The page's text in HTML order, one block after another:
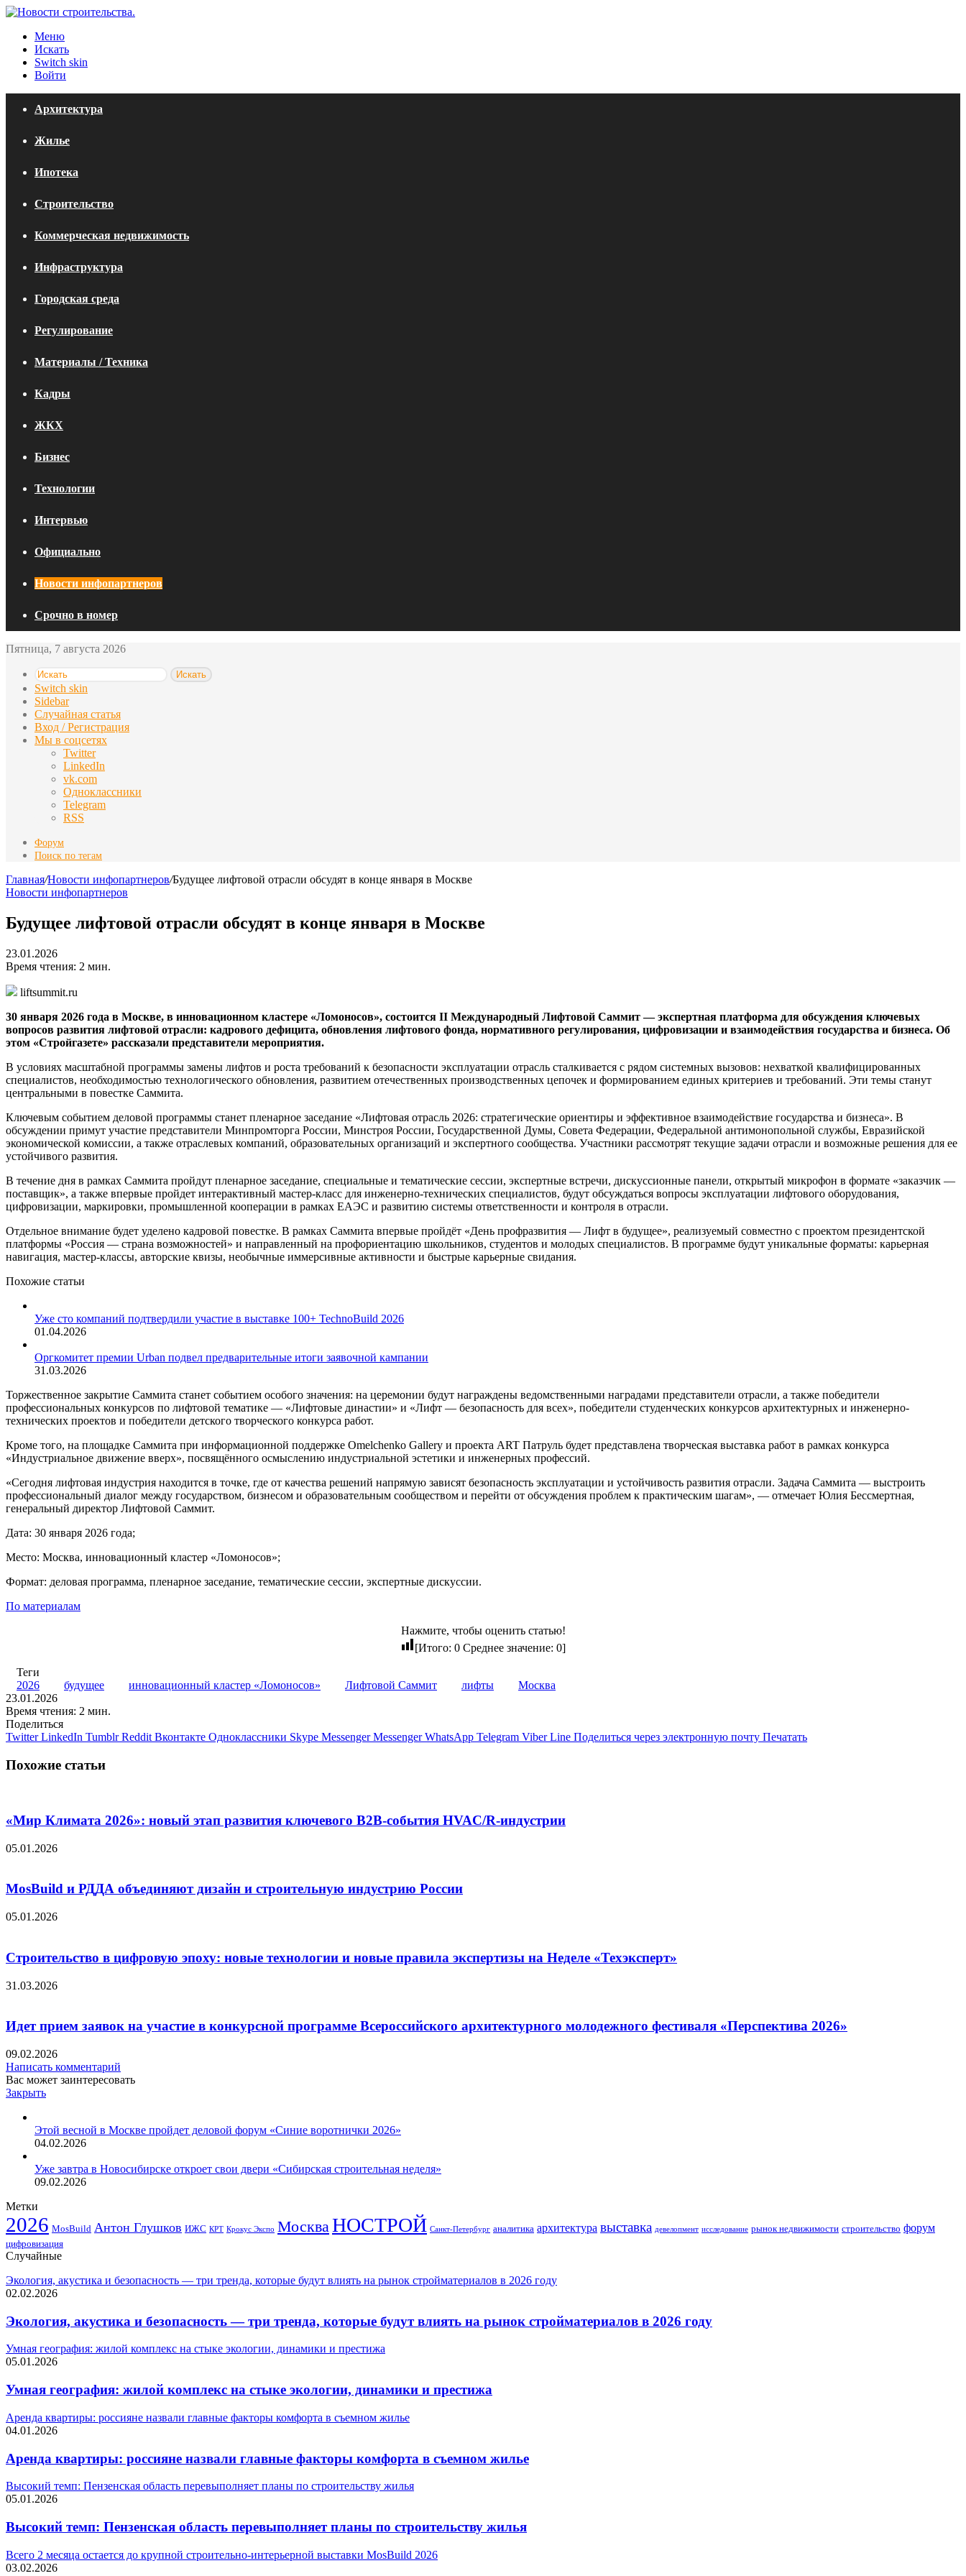
Меню
Искать
Switch skin
Войти
Архитектура
Жилье
Ипотека
Строительство
Коммерческая недвижимость
Инфраструктура
Городская среда
Регулирование
Материалы / Техника
Кадры
ЖКХ
Бизнес
Технологии
Интервью
Официально
Новости инфопартнеров
Срочно в номер
Пятница, 7 августа 2026
Искать
Switch skin
Sidebar
Случайная статья
Вход / Регистрация
Мы в соцсетях
Twitter
LinkedIn
vk.com
Одноклассники
Telegram
RSS
Форум
Поиск по тегам
Главная/Новости инфопартнеров/Будущее лифтовой отрасли обсудят в конце января в Москве
Новости инфопартнеров
Будущее лифтовой отрасли обсудят в конце января в Москве
23.01.2026
Время чтения: 2 мин.
liftsummit.ru
30 января 2026 года в Москве, в инновационном кластере «Ломоносов», состоится II Международный Лифтовой Саммит — экспертная платформа для обсуждения ключевых
вопросов развития лифтовой отрасли: кадрового дефицита, обновления лифтового фонда, нормативного регулирования, цифровизации и взаимодействия государства и бизнеса. Об
этом «Стройгазете» рассказали представители мероприятия.
В условиях масштабной программы замены лифтов и роста требований к безопасности эксплуатации отрасль сталкивается с рядом системных вызовов: нехваткой квалифицированных
специалистов, необходимостью технологического обновления, развитием отечественных производственных цепочек и формированием единых критериев и требований. Эти темы станут
центральными в повестке Саммита.
Ключевым событием деловой программы станет пленарное заседание «Лифтовая отрасль 2026: стратегические ориентиры и эффективное взаимодействие государства и бизнеса». В
обсуждении примут участие представители Минпромторга России, Минстроя России, Государственной Думы, Совета Федерации, Федеральной антимонопольной службы, Евразийской
экономической комиссии, а также отраслевых компаний, образовательных организаций и экспертного сообщества. Участники рассмотрят текущие задачи отрасли и возможные решения для ее
устойчивого развития.
В течение дня в рамках Саммита пройдут пленарное заседание, специальные и тематические сессии, экспертные встречи, дискуссионные панели, открытый микрофон в формате «заказчик —
поставщик», а также впервые пройдет интерактивный мастер-класс для инженерно-технических специалистов, будут обсуждаться вопросы эксплуатации лифтового оборудования,
цифровизации, маркировки, промышленной кооперации в рамках ЕАЭС и развитию системы ответственности и контроля в отрасли.
Отдельное внимание будет уделено кадровой повестке. В рамках Саммита впервые пройдёт «День профразвития — Лифт в будущее», реализуемый совместно с проектом президентской
платформы «Россия — страна возможностей» и направленный на профориентацию школьников, студентов и молодых специалистов. В программе будут уникальные форматы: карьерная
навигация, мастер-классы, авторские квизы, необычные иммерсивные активности и быстрые карьерные свидания.
Похожие статьи
Уже сто компаний подтвердили участие в выставке 100+ TechnoBuild 2026
01.04.2026
Оргкомитет премии Urban подвел предварительные итоги заявочной кампании
31.03.2026
Торжественное закрытие Саммита станет событием особого значения: на церемонии будут награждены ведомственными наградами представители отрасли, а также победители
профессиональных конкурсов по лифтовой тематике — «Лифтовые династии» и «Лифт — безопасность для всех», победители студенческих конкурсов архитектурных и инженерно-
технических проектов и победители детского творческого конкурса работ.
Кроме того, на площадке Саммита при информационной поддержке Omelchenko Gallery и проекта ART Патруль будет представлена творческая выставка работ в рамках конкурса
«Индустриальное движение вверх», посвящённого осмыслению индустриальной эстетики и инженерных профессий.
«Сегодня лифтовая индустрия находится в точке, где от качества решений напрямую зависят безопасность эксплуатации и устойчивость развития отрасли. Задача Саммита — выстроить
профессиональный диалог между государством, бизнесом и образовательным сообществом и перейти от обсуждения проблем к практическим шагам», — отмечает Юлия Бессмертная,
генеральный директор Лифтовой Саммит.
Дата: 30 января 2026 года;
Место: Москва, инновационный кластер «Ломоносов»;
Формат: деловая программа, пленарное заседание, тематические сессии, экспертные дискуссии.
По материалам
Нажмите, чтобы оценить статью!
[Итого: 0 Среднее значение: 0]
Теги
2026
будущее инновационный кластер «Ломоносов» Лифтовой Саммит лифты
Москва
23.01.2026
Время чтения: 2 мин.
Поделиться
Twitter LinkedIn Tumblr Reddit Вконтакте Одноклассники Skype Messenger Messenger WhatsApp Telegram Viber Line Поделиться через электронную почту Печатать
Похожие статьи
«Мир Климата 2026»: новый этап развития ключевого B2B-события HVAC/R-индустрии
05.01.2026
MosBuild и РДДА объединяют дизайн и строительную индустрию России
05.01.2026
Строительство в цифровую эпоху: новые технологии и новые правила экспертизы на Неделе «Техэксперт»
31.03.2026
Идет прием заявок на участие в конкурсной программе Всероссийского архитектурного молодежного фестиваля «Перспектива 2026»
09.02.2026
Написать комментарий
Вас может заинтересовать
Закрыть
Этой весной в Москве пройдет деловой форум «Синие воротнички 2026»
04.02.2026
Уже завтра в Новосибирске откроет свои двери «Сибирская строительная неделя»
09.02.2026
Метки
2026 MosBuild Антон Глушков ИЖС КРТ Крокус Экспо МоскваНОСТРОЙ Санкт-Петербург аналитика архитектура выставка девелопмент исследование рынок недвижимости строительство форум
цифровизация
Случайные
Экология, акустика и безопасность — три тренда, которые будут влиять на рынок стройматериалов в 2026 году
02.02.2026
Экология, акустика и безопасность — три тренда, которые будут влиять на рынок стройматериалов в 2026 году
Умная география: жилой комплекс на стыке экологии, динамики и престижа
05.01.2026
Умная география: жилой комплекс на стыке экологии, динамики и престижа
Аренда квартиры: россияне назвали главные факторы комфорта в съемном жилье
04.01.2026
Аренда квартиры: россияне назвали главные факторы комфорта в съемном жилье
Высокий темп: Пензенская область перевыполняет планы по строительству жилья
05.01.2026
Высокий темп: Пензенская область перевыполняет планы по строительству жилья
Всего 2 месяца остается до крупной строительно-интерьерной выставки MosBuild 2026
03.02.2026